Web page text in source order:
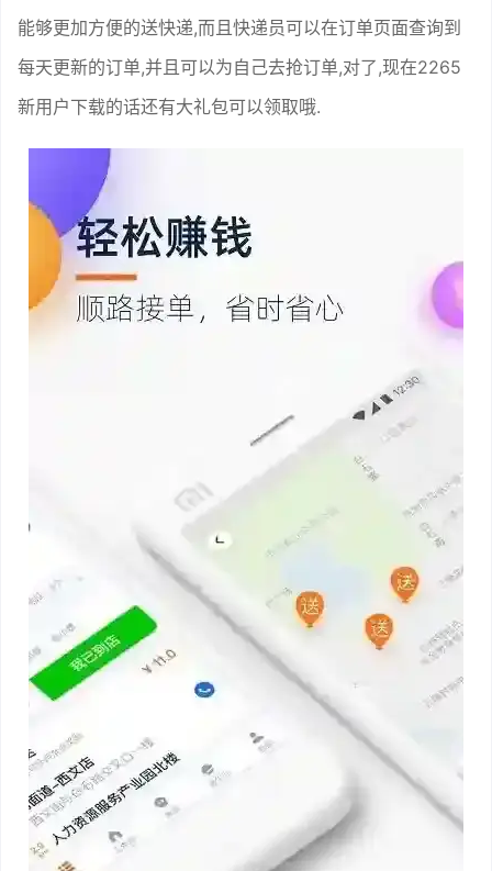
能够更加方便的送快递,而且快递员可以在订单页面查询到
每天更新的订单,并且可以为自己去抢订单,对了,现在2265
新用户下载的话还有大礼包可以领取哦.